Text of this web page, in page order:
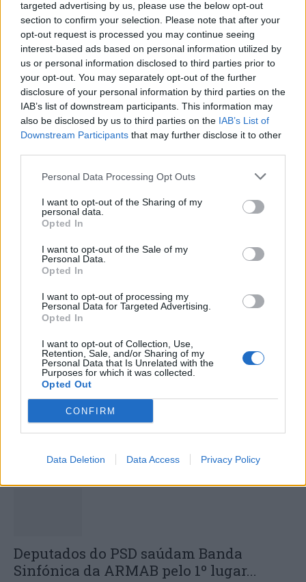
targeted advertising by us, please use the below opt-out
section to confirm your selection. Please note that after your
opt-out request is processed you may continue seeing
interest-based ads based on personal information utilized by
us or personal information disclosed to third parties prior to
your opt-out. You may separately opt-out of the further
disclosure of your personal information by third parties on the
IAB’s list of downstream participants. This information may
also be disclosed by us to third parties on the IAB’s List of
Downstream Participants that may further disclose it to other
Personal Data Processing Opt Outs
I want to opt-out of the Sharing of my
personal data.
Opted In
I want to opt-out of the Sale of my
Personal Data.
Opted In
I want to opt-out of processing my
Personal Data for Targeted Advertising.
Opted In
I want to opt-out of Collection, Use,
Retention, Sale, and/or Sharing of my
Personal Data that Is Unrelated with the
Purposes for which it was collected.
Opted Out
CONFIRM
Data Deletion Data Access Privacy Policy
concertos da Feira do Ano 2026 em
Montemor-o-Velho
Anadia: 3ª fase da Campanha
“Primavera & Verão 2026”
Vila Nova de Poiares: IX Noite de Gil
Vicente lota Centro Cultural de
Poiares apesar da chuva
DESTAQUES
Deputados do PSD saúdam Banda
Sinfónica da ARMAB pelo 1º lugar...